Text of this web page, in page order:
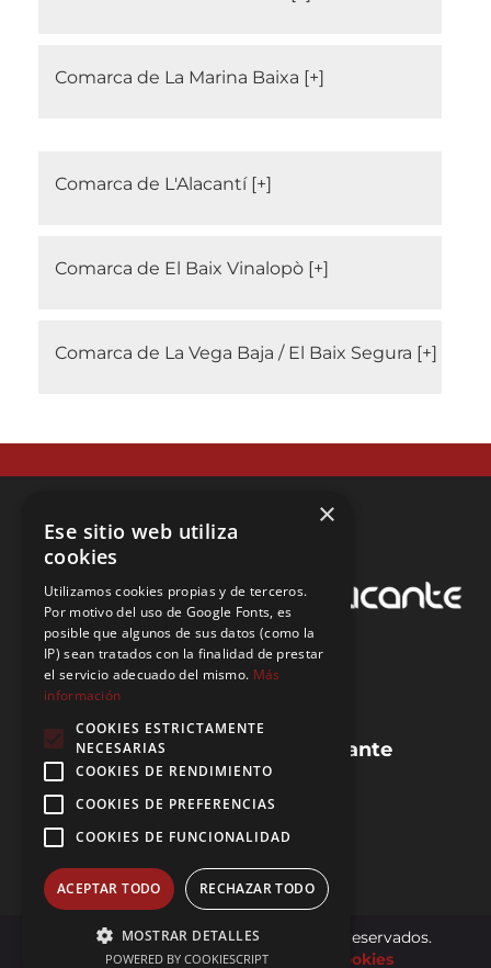
Comarca de La Marina Baixa
Comarca de L'Alacantí
Comarca de El Baix Vinalopò
Comarca de La Vega Baja / El Baix Segura
Guias de la provincia de Alicante
Preguntas frecuentes (FAQ)
Blog de IEA
Agencias de IEA
©2026 IEA | Todos los derechos reservados.
Aviso legal
Política de cookies
×
Ese sitio web utiliza
cookies
Utilizamos cookies propias y de terceros.
Por motivo del uso de Google Fonts, es
posible que algunos de sus datos (como la
IP) sean tratados con la finalidad de prestar
el servicio adecuado del mismo. Más
información
COOKIES ESTRICTAMENTE
NECESARIAS
COOKIES DE RENDIMIENTO
COOKIES DE PREFERENCIAS
COOKIES DE FUNCIONALIDAD
ACEPTAR TODO RECHAZAR TODO
MOSTRAR DETALLES
POWERED BY COOKIESCRIPT